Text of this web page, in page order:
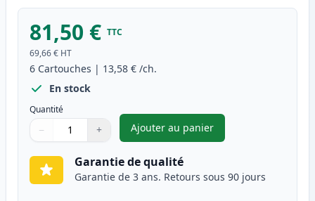
81,50 € TTC
69,66 € HT
6 Cartouches | 13,58 € /ch.
En stock
Quantité
Quantité
Utilisez les boutons pour ajuster
− +
Quantité
Ajouter au panier
,Pack de 6 Canon PG-40 &
Garantie de qualité
Garantie de 3 ans. Retours sous 90 jours